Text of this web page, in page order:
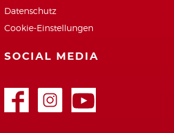
Datenschutz
Cookie-Einstellungen
SOCIAL MEDIA
Google+ Youtube